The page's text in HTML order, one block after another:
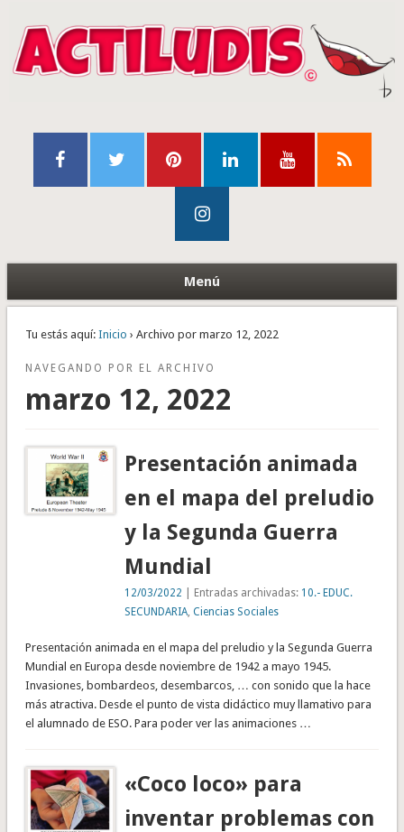
Menú
Tu estás aquí: Inicio › Archivo por marzo 12, 2022
NAVEGANDO POR EL ARCHIVO
marzo 12, 2022
Presentación animada
en el mapa del preludio
y la Segunda Guerra
Mundial
12/03/2022 | Entradas archivadas: 10.- EDUC.
SECUNDARIA ,Ciencias Sociales
Presentación animada en el mapa del preludio y la Segunda Guerra
Mundial en Europa desde noviembre de 1942 a mayo 1945.
Invasiones, bombardeos, desembarcos, … con sonido que la hace
más atractiva. Desde el punto de vista didáctico muy llamativo para
el alumnado de ESO. Para poder ver las animaciones …
«Coco loco» para
inventar problemas con